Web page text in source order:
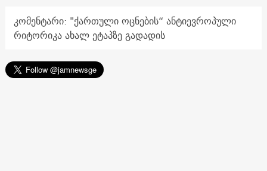
კომენტარი: "ქართული ოცნების“ ანტიევროპული
რიტორიკა ახალ ეტაპზე გადადის